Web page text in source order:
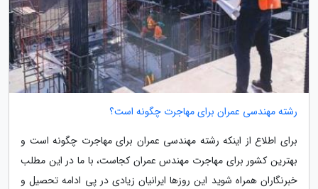
رشته مهندسی عمران برای مهاجرت چگونه است؟
برای اطلاع از اینکه رشته مهندسی عمران برای مهاجرت چگونه است و
بهترین کشور برای مهاجرت مهندس عمران کجاست، با ما در این مطلب
خبرنگاران همراه شوید این روزها ایرانیان زیادی در پی ادامه تحصیل و